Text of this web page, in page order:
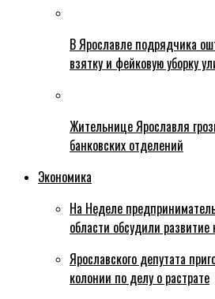
В Ярославле подрядчика
взятку и фейковую уборку
Жительнице Ярославля
банковских отделений
Экономика
На Неделе
области обсудили
Ярославского депутата
колонии по делу о растрате